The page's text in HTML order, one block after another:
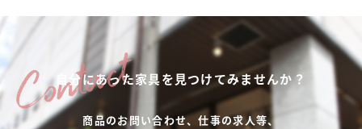
自分にあった家具を見つけてみませんか？
商品のお問い合わせ、仕事の求人等、